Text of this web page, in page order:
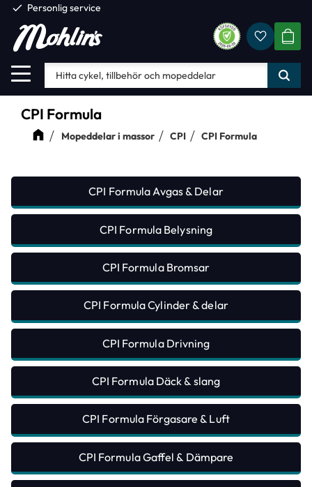
Meny
check Personlig service
CPI Formula
Mopeddelar i massor CPI CPI Formula
CPI Formula Avgas & Delar
CPI Formula Belysning
CPI Formula Bromsar
CPI Formula Cylinder & delar
CPI Formula Drivning
CPI Formula Däck & slang
CPI Formula Förgasare & Luft
CPI Formula Gaffel & Dämpare